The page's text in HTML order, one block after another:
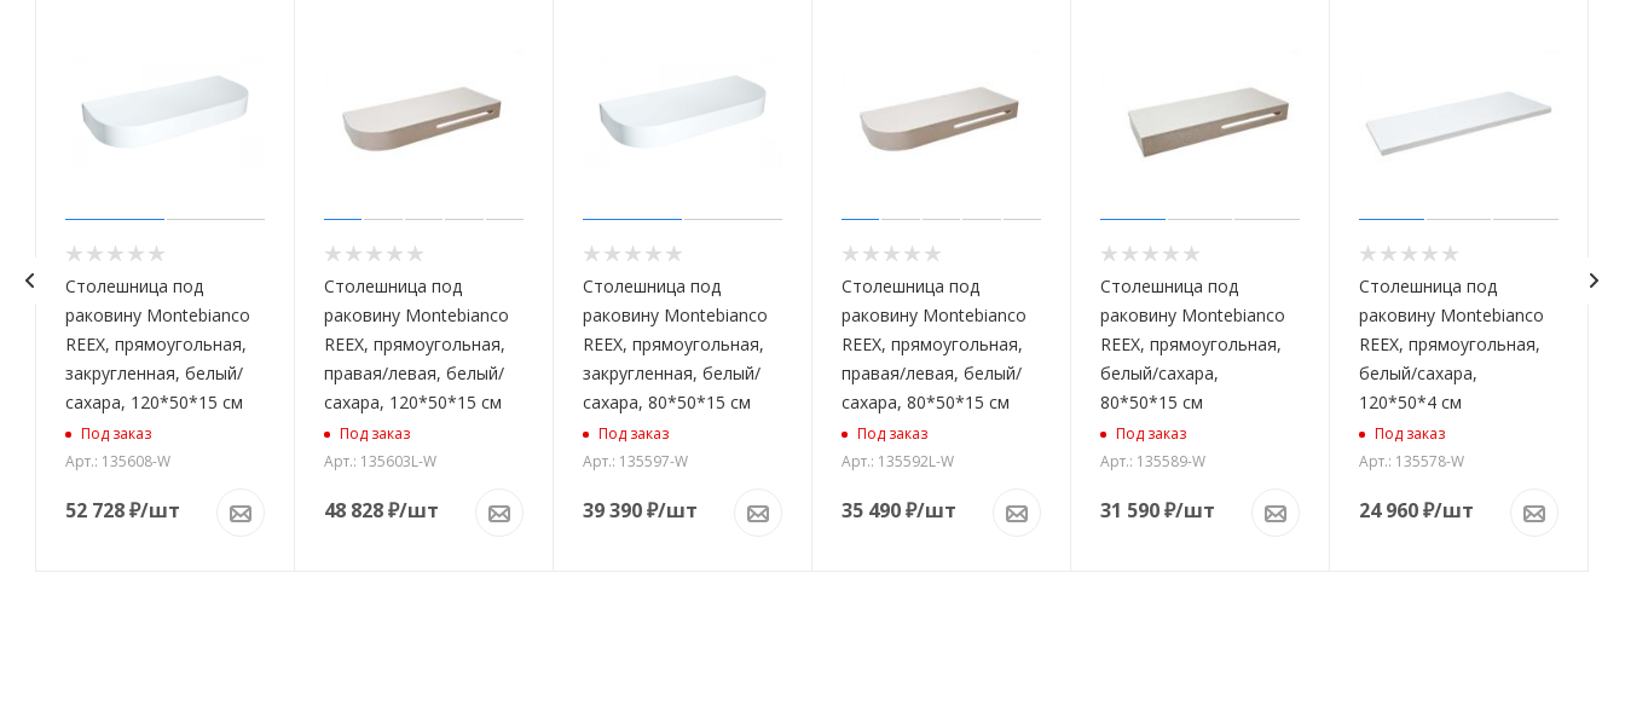
Столешница под
раковину Montebianco
REEX, прямоугольная,
закругленная, белый/
сахара, 120*50*15 см
Под заказ
Арт.: 135608-W
52 728₽/шт
Столешница под
раковину Montebianco
REEX, прямоугольная,
правая/левая, белый/
сахара, 120*50*15 см
Под заказ
Арт.: 135603L-W
48 828₽/шт
Столешница под
раковину Montebianco
REEX, прямоугольная,
закругленная, белый/
сахара, 80*50*15 см
Под заказ
Арт.: 135597-W
39 390₽/шт
Столешница под
раковину Montebianco
REEX, прямоугольная,
правая/левая, белый/
сахара, 80*50*15 см
Под заказ
Арт.: 135592L-W
35 490₽/шт
Столешница под
раковину Montebianco
REEX, прямоугольная,
белый/сахара,
80*50*15 см
Под заказ
Арт.: 135589-W
31 590₽/шт
Столешница под
раковину Montebianco
REEX, прямоугольная,
белый/сахара,
120*50*4 см
Под заказ
Арт.: 135578-W
24 960₽/шт